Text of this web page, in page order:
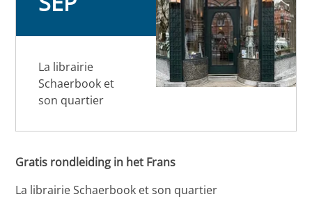
La librairie
Schaerbook et
son quartier
Gratis rondleiding in het Frans
La librairie Schaerbook et son quartier